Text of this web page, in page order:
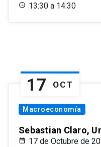
13:30 a 14:30
17 OCT
Macroeconomía
Sebastian Claro,
17 de Octubre de